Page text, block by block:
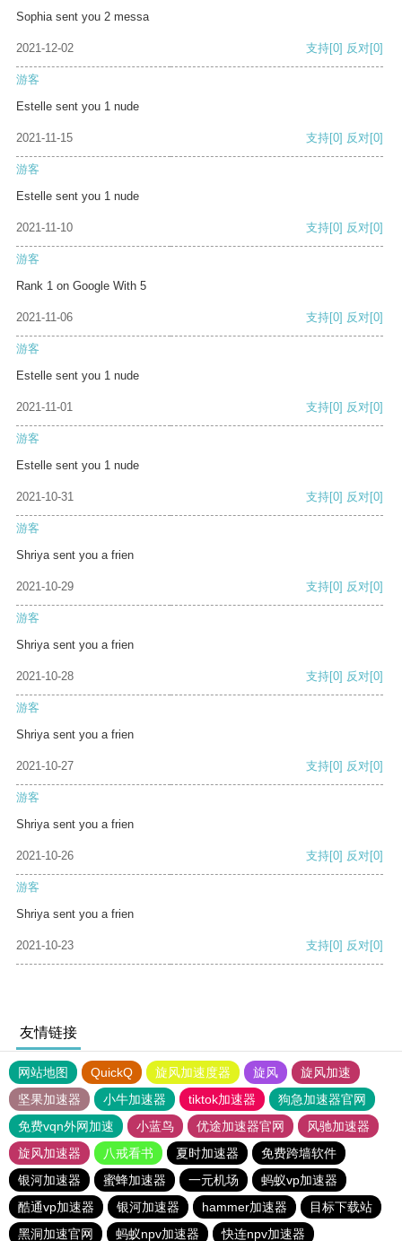
Sophia sent you 2 messa
2021-12-02 支持[0] 反对[0]
游客
Estelle sent you 1 nude
2021-11-15 支持[0] 反对[0]
游客
Estelle sent you 1 nude
2021-11-10 支持[0] 反对[0]
游客
Rank 1 on Google With 5
2021-11-06 支持[0] 反对[0]
游客
Estelle sent you 1 nude
2021-11-01 支持[0] 反对[0]
游客
Estelle sent you 1 nude
2021-10-31 支持[0] 反对[0]
游客
Shriya sent you a frien
2021-10-29 支持[0] 反对[0]
游客
Shriya sent you a frien
2021-10-28 支持[0] 反对[0]
游客
Shriya sent you a frien
2021-10-27 支持[0] 反对[0]
游客
Shriya sent you a frien
2021-10-26 支持[0] 反对[0]
游客
Shriya sent you a frien
2021-10-23 支持[0] 反对[0]
友情链接
网站地图 QuickQ 旋风加速度器 旋风
旋风加速
坚果加速器
小牛加速器 tiktok加速器
狗急加速器官网
免费vqn外网加速
小蓝鸟 优途加速器官网
风驰加速器
旋风加速器
八戒看书 夏时加速器
免费跨墙软件
银河加速器
蜜蜂加速器 一元机场
蚂蚁vp加速器
酷通vp加速器
银河加速器 hammer加速器
目标下载站
黑洞加速官网
蚂蚁npv加速器 快连npv加速器